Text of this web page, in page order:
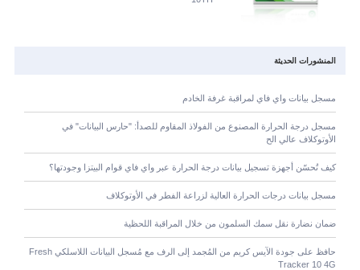
المنشورات الحديثة
مسجل بيانات واي فاي لمراقبة غرفة الخادم
مسجل درجة الحرارة المصنوع من الفولاذ المقاوم للصدأ: "حارس البيانات" في
الأوتوكلاف عالي الح
كيف تُحسّن أجهزة تسجيل بيانات درجة الحرارة عبر واي فاي قوام البيتزا وجودتها؟
مسجل بيانات درجات الحرارة العالية لزراعة الفطر في الأوتوكلاف
ضمان نضارة نقل سمك السلمون من خلال المراقبة اللحظية
حافظ على جودة الآيس كريم من المُجمد إلى الرف مع مُسجل البيانات اللاسلكي Fresh
Tracker 10 4G